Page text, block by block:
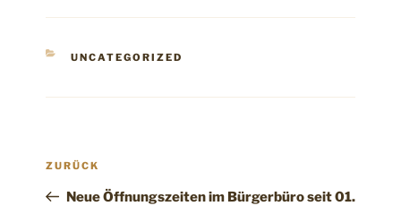
KATEGORIEN
UNCATEGORIZED
Vorheriger
ZURÜCK
Neue Öffnungszeiten im Bürgerbüro seit 01.